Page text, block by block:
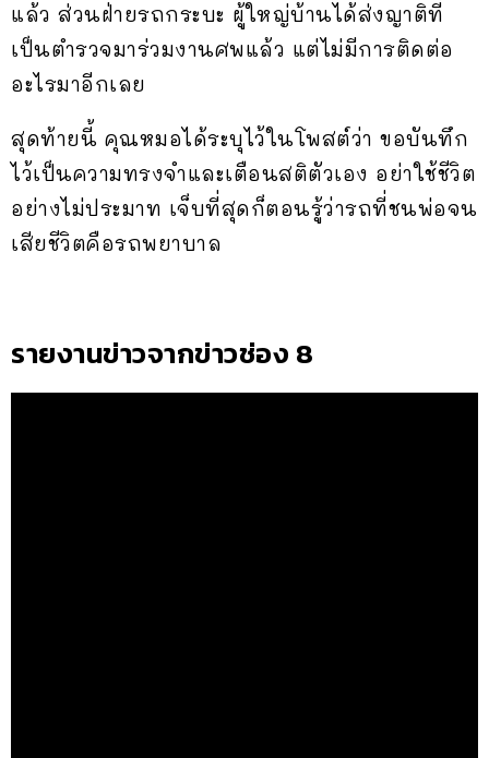
แล้ว ส่วนฝ่ายรถกระบะ ผู้ใหญ่บ้านได้ส่งญาติที่
เป็นตำรวจมาร่วมงานศพแล้ว แต่ไม่มีการติดต่อ
อะไรมาอีกเลย
สุดท้ายนี้ คุณหมอได้ระบุไว้ในโพสต์ว่า ขอบันทึก
ไว้เป็นความทรงจำและเตือนสติตัวเอง อย่าใช้ชีวิต
อย่างไม่ประมาท เจ็บที่สุดก็ตอนรู้ว่ารถที่ชนพ่อจน
เสียชีวิตคือรถพยาบาล
รายงานข่าวจากข่าวช่อง 8